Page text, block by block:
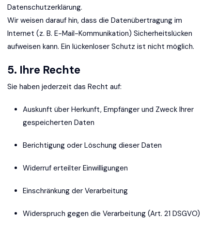
Datenschutzerklärung.
Wir weisen darauf hin, dass die Datenübertragung im
Internet (z. B. E-Mail-Kommunikation) Sicherheitslücken
aufweisen kann. Ein lückenloser Schutz ist nicht möglich.
5. Ihre Rechte
Sie haben jederzeit das Recht auf:
Auskunft über Herkunft, Empfänger und Zweck Ihrer
gespeicherten Daten
Berichtigung oder Löschung dieser Daten
Widerruf erteilter Einwilligungen
Einschränkung der Verarbeitung
Widerspruch gegen die Verarbeitung (Art. 21 DSGVO)